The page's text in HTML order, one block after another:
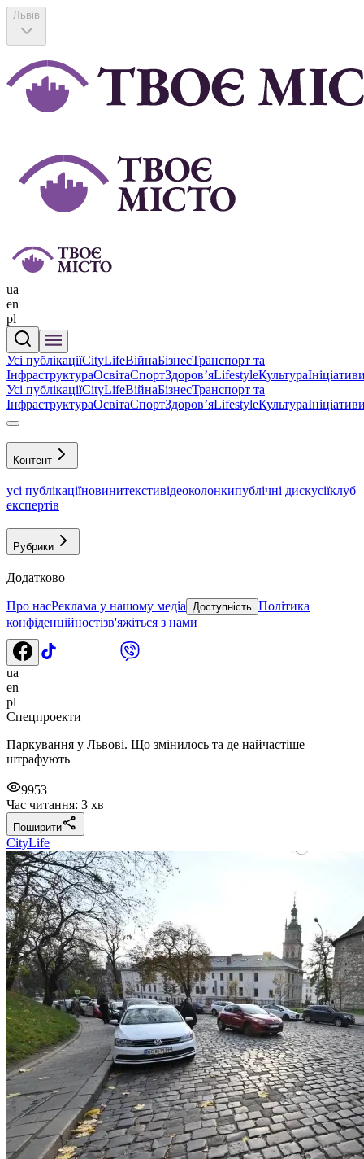
Львів
ua
en
pl
Усі публікаціїCityLifeВійнаБізнесТранспорт та
ІнфраструктураОсвітаСпортЗдоровʼяLifestyleКультура
Усі публікаціїCityLifeВійнаБізнесТранспорт та
ІнфраструктураОсвітаСпортЗдоровʼяLifestyleКультура
Контент
усі публікаціїновинитекстивідеоколонкипублічні дискусіїклуб
експертів
Рубрики
Додатково
Про насРеклама у нашому медіа Доступність Політика
конфіденційностізв'яжіться з нами
ua
en
pl
Спецпроекти
Паркування у Львові. Що змінилось та де найчастіше
штрафують
9953
Час читання: 3 хв
Поширити
CityLife